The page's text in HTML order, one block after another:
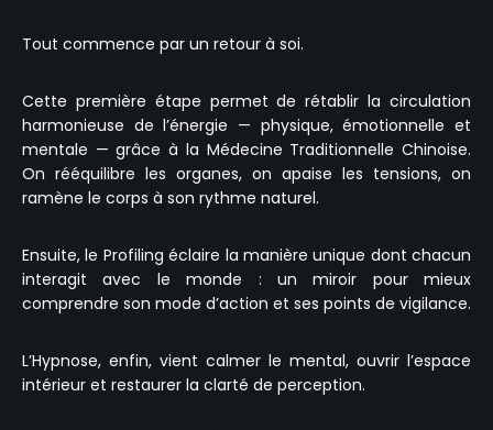
Tout commence par un retour à soi.
Cette première étape permet de rétablir la circulation
harmonieuse de l’énergie — physique, émotionnelle et
mentale — grâce à la Médecine Traditionnelle Chinoise.
On rééquilibre les organes, on apaise les tensions, on
ramène le corps à son rythme naturel.
Ensuite, le Profiling éclaire la manière unique dont chacun
interagit avec le monde : un miroir pour mieux
comprendre son mode d’action et ses points de vigilance.
L’Hypnose, enfin, vient calmer le mental, ouvrir l’espace
intérieur et restaurer la clarté de perception.